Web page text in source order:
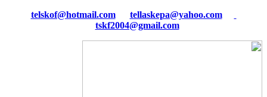
tellaskepa@yahoo.com
tskf2004@gmail.com